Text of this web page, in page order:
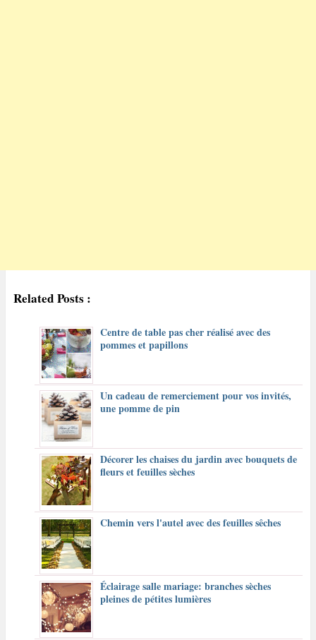
Related Posts :
Centre de table pas cher réalisé avec des
pommes et papillons
Un cadeau de remerciement pour vos invités,
une pomme de pin
Décorer les chaises du jardin avec bouquets de
fleurs et feuilles sèches
Chemin vers l'autel avec des feuilles sêches
Éclairage salle mariage: branches sèches
pleines de pétites lumières